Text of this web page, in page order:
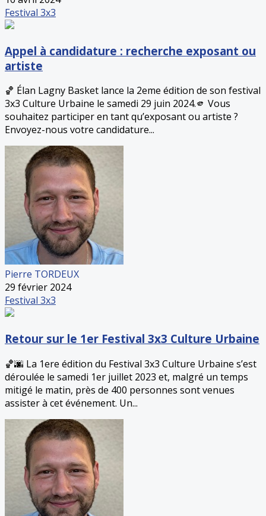
Festival 3x3
Appel à candidature : recherche exposant ou
artiste
🏀 Élan Lagny Basket lance la 2eme édition de son festival
3x3 Culture Urbaine le samedi 29 juin 2024.🫵 Vous
souhaitez participer en tant qu’exposant ou artiste ?
Envoyez-nous votre candidature...
Pierre TORDEUX
29 février 2024
Festival 3x3
Retour sur le 1er Festival 3x3 Culture Urbaine
🏀🌆 La 1ere édition du Festival 3x3 Culture Urbaine s’est
déroulée le samedi 1er juillet 2023 et, malgré un temps
mitigé le matin, près de 400 personnes sont venues
assister à cet événement. Un...